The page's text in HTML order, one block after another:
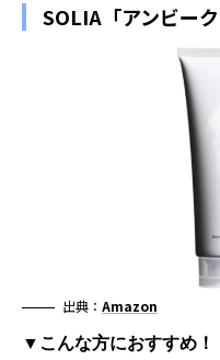
SOLIA「アンビー
出典： Amazon
▼こんな方におすすめ！